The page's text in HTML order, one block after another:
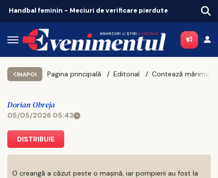
Euro scade. Moody’s a întins o mână de ajutor leului
INAPOI Pagina principală Editorial
Dorian Obreja
05/05/2026 05:43
DISTRIBUIE
O creangă a căzut peste o mașină, iar pompierii au fost la